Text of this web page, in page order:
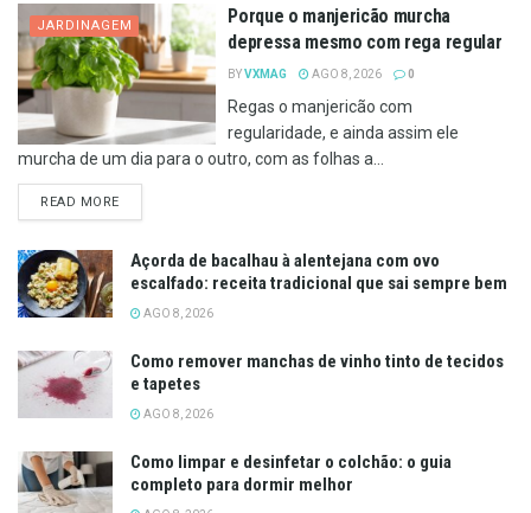
JARDINAGEM
Porque o manjericão murcha
depressa mesmo com rega regular
BYVXMAG AGO 8, 2026 0
Regas o manjericão com
regularidade, e ainda assim ele
murcha de um dia para o outro, com as folhas a...
READ MOREDETAILS
Açorda de bacalhau à alentejana com ovo
escalfado: receita tradicional que sai sempre bem
AGO 8, 2026
Como remover manchas de vinho tinto de tecidos
e tapetes
AGO 8, 2026
Como limpar e desinfetar o colchão: o guia
completo para dormir melhor